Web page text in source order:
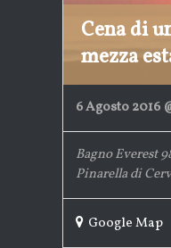
Cena di
mezza
6 Agosto 2016
Bagno Everest
Pinarella di
Google Map